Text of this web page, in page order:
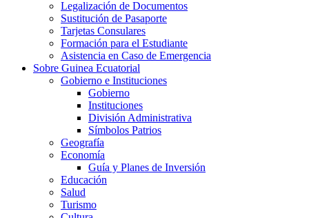
Legalización de Documentos
Sustitución de Pasaporte
Tarjetas Consulares
Formación para el Estudiante
Asistencia en Caso de Emergencia
Sobre Guinea Ecuatorial
Gobierno e Instituciones
Gobierno
Instituciones
División Administrativa
Símbolos Patrios
Geografía
Economía
Guía y Planes de Inversión
Educación
Salud
Turismo